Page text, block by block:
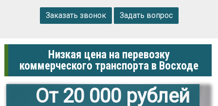
Заказать звонок Задать вопрос
Низкая цена на перевозку
коммерческого транспорта в Восходе
От 20 000 рублей